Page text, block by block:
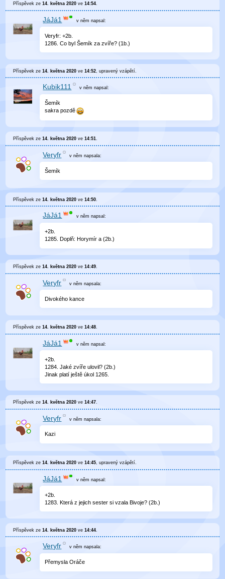
Příspěvek ze14. května 2020 ve14:54.
JáJá1 v něm napsal:
Veryfr: +2b.
1286. Co byl Šemík za zvíře? (1b.)
Příspěvek ze14. května 2020 ve14:52 , upravenývzápětí
Kubik111 v němnapsal:
Šemík
sakra pozdě
Příspěvek ze14. května 2020 ve14:51.
Veryfr v němnapsala:
Šemík
Příspěvek ze14. května 2020 ve14:50
JáJá1 v něm napsal:
+2b.
1285. Doplň: Horymír a (2b.)
Příspěvek ze14. května 2020 ve14:49.
Veryfr v němnapsala:
Divokého kance
Příspěvek ze14. května 2020 ve14:48.
JáJá1 v něm napsal:
+2b.
1284. Jaké zvíře ulovil? (2b.)
Jinak platí ještě úkol 1265.
Příspěvek ze14. května 2020 ve14:47
Veryfr v němnapsala:
Kazi
Příspěvek ze14. května 2020 ve14:45, upravenývzápětí.
JáJá1 v něm napsal:
+2b.
1283. Která z jejich sester si vzala Bivoje? (2b.)
Příspěvek ze14. května 2020 ve14:44
Veryfr v němnapsala:
Přemysla Oráče